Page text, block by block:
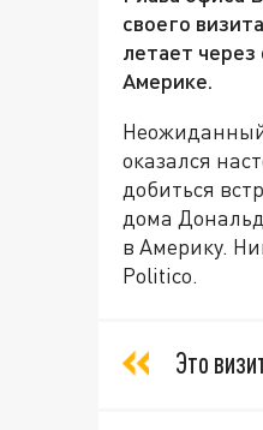
своего
летает через
Америке.
оказался
добиться
дома
в Америку.
Politico.
Это